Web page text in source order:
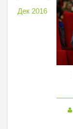
Дек 2016